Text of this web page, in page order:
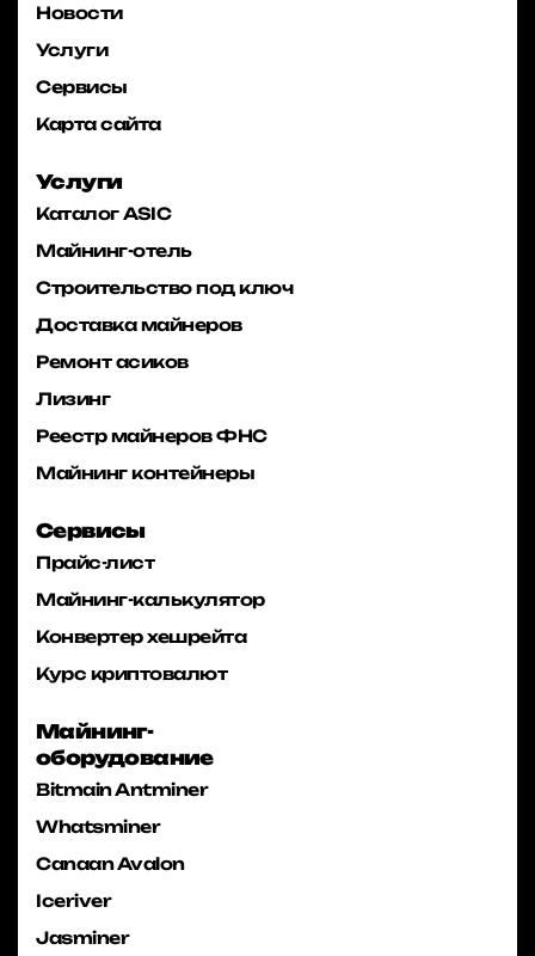
Новости
Услуги
Сервисы
Карта сайта
Услуги
Каталог ASIC
Майнинг-отель
Строительство под ключ
Доставка майнеров
Ремонт асиков
Лизинг
Реестр майнеров ФНС
Майнинг контейнеры
Сервисы
Прайс-лист
Майнинг-калькулятор
Конвертер хешрейта
Курс криптовалют
Майнинг-
оборудование
Bitmain Antminer
Whatsminer
Canaan Avalon
Iceriver
Jasminer